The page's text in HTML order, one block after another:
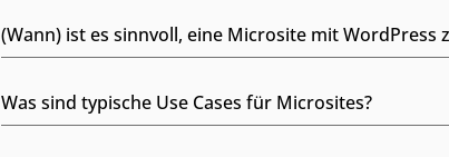
(Wann) ist es sinnvoll, eine Microsite mit WordPress
Was sind typische Use Cases für Microsites?